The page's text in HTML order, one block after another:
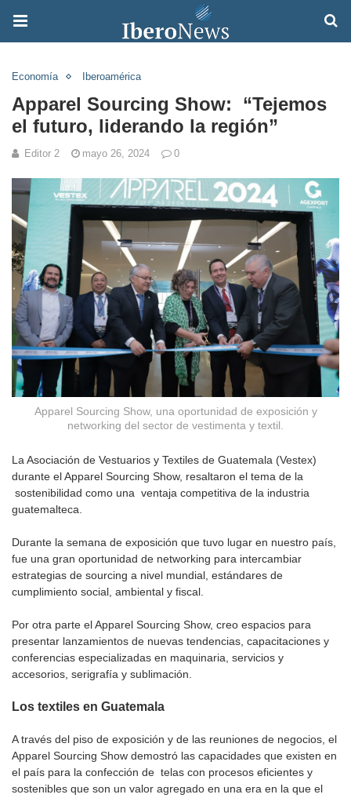
Economía Iberoamérica
Apparel Sourcing Show: “Tejemos
el futuro, liderando la región”
Editor 2 mayo 26, 2024 0
Apparel Sourcing Show, una oportunidad de exposición y
networking del sector de vestimenta y textil.
La Asociación de Vestuarios y Textiles de Guatemala (Vestex)
durante el Apparel Sourcing Show, resaltaron el tema de la
sostenibilidad como una ventaja competitiva de la industria
guatemalteca.
Durante la semana de exposición que tuvo lugar en nuestro país,
fue una gran oportunidad de networking para intercambiar
estrategias de sourcing a nivel mundial, estándares de
cumplimiento social, ambiental y fiscal.
Por otra parte el Apparel Sourcing Show, creo espacios para
presentar lanzamientos de nuevas tendencias, capacitaciones y
conferencias especializadas en maquinaria, servicios y
accesorios, serigrafía y sublimación.
Los textiles en Guatemala
A través del piso de exposición y de las reuniones de negocios, el
Apparel Sourcing Show demostró las capacidades que existen en
el país para la confección de telas con procesos eficientes y
sostenibles que son un valor agregado en una era en la que el